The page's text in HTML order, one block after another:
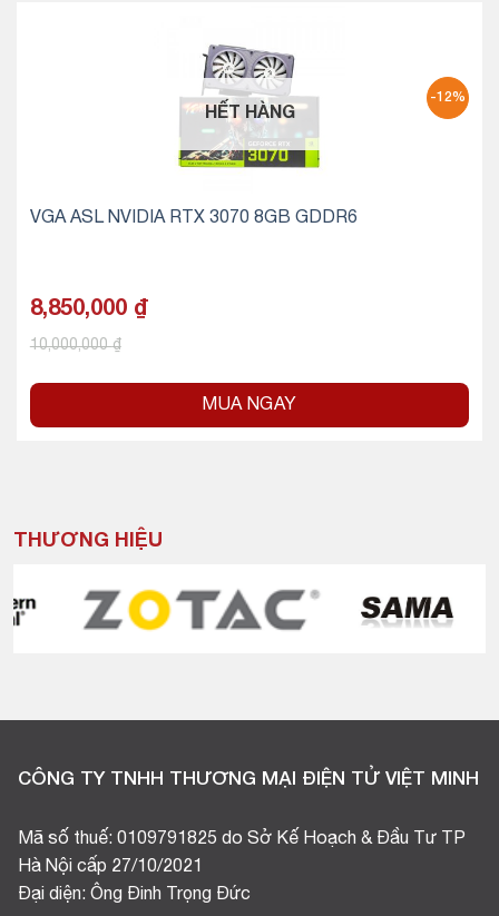
-12%
HẾT HÀNG
VGA ASL NVIDIA RTX 3070 8GB GDDR6
8,850,000 ₫
10,000,000₫
MUA NGAY
THƯƠNG HIỆU
CÔNG TY TNHH THƯƠNG MẠI ĐIỆN TỬ VIỆT MINH
Mã số thuế: 0109791825 do Sở Kế Hoạch & Đầu Tư TP
Hà Nội cấp 27/10/2021
Đại diện: Ông Đinh Trọng Đức